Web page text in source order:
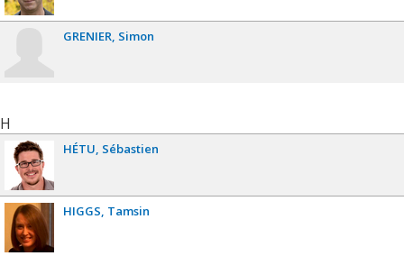
GRENIER Simon
H
HÉTU Sébastien
HIGGS Tamsin